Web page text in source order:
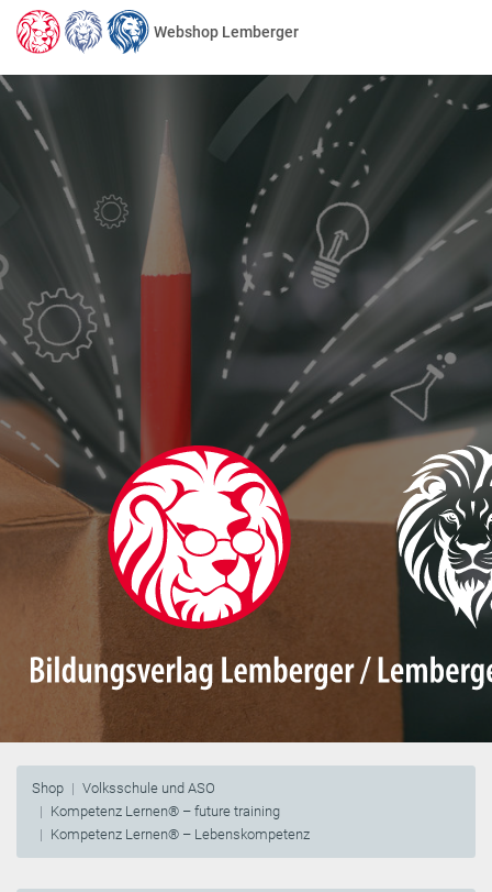
Webshop Lemberger
Shop
Volksschule und ASO
Kompetenz Lernen® – future training
Kompetenz Lernen® – Lebenskompetenz